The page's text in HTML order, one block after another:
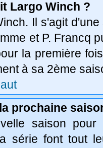
Largo Winch ?
Il s'agit
et P. Francq
la première
à sa 2ème
prochaine
saison pour
série font tout